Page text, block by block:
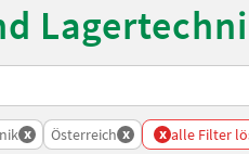
x Österreich x x alle Filter